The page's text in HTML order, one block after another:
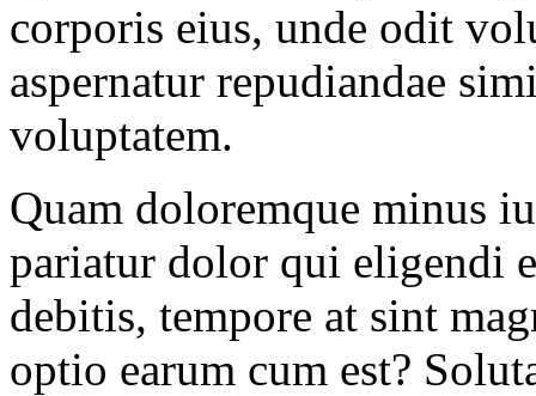
corporis eius, unde odit
aspernatur repudiandae
voluptatem.
Quam doloremque minus
pariatur dolor qui eligendi
debitis, tempore at sint
optio earum cum est?